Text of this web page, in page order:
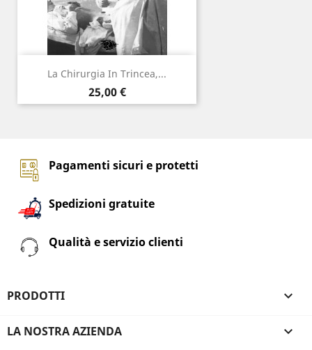
La Chirurgia In Trincea,...
Prezzo
25,00 €
Pagamenti sicuri e protetti
Spedizioni gratuite
Qualità e servizio clienti
PRODOTTI 
LA NOSTRA AZIENDA 